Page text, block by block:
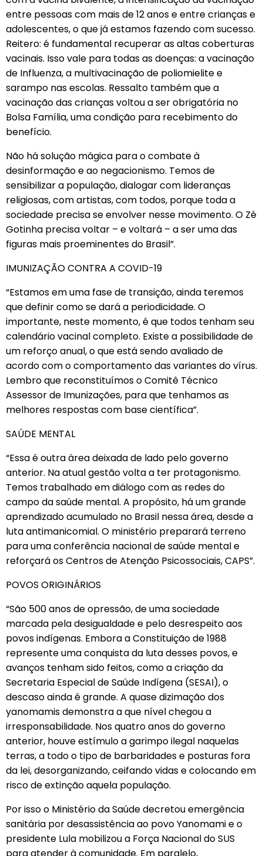
entre pessoas com mais de 12 anos e entre crianças e
adolescentes, o que já estamos fazendo com sucesso.
Reitero: é fundamental recuperar as altas coberturas
vacinais. Isso vale para todas as doenças: a vacinação
de Influenza, a multivacinação de poliomielite e
sarampo nas escolas. Ressalto também que a
vacinação das crianças voltou a ser obrigatória no
Bolsa Família, uma condição para recebimento do
benefício.
Não há solução mágica para o combate à
desinformação e ao negacionismo. Temos de
sensibilizar a população, dialogar com lideranças
religiosas, com artistas, com todos, porque toda a
sociedade precisa se envolver nesse movimento. O Zé
Gotinha precisa voltar – e voltará – a ser uma das
figuras mais proeminentes do Brasil”.
IMUNIZAÇÃO CONTRA A COVID-19
“Estamos em uma fase de transição, ainda teremos
que definir como se dará a periodicidade. O
importante, neste momento, é que todos tenham seu
calendário vacinal completo. Existe a possibilidade de
um reforço anual, o que está sendo avaliado de
acordo com o comportamento das variantes do vírus.
Lembro que reconstituímos o Comitê Técnico
Assessor de Imunizações, para que tenhamos as
melhores respostas com base científica”.
SAÚDE MENTAL
“Essa é outra área deixada de lado pelo governo
anterior. Na atual gestão volta a ter protagonismo.
Temos trabalhado em diálogo com as redes do
campo da saúde mental. A propósito, há um grande
aprendizado acumulado no Brasil nessa área, desde a
luta antimanicomial. O ministério preparará terreno
para uma conferência nacional de saúde mental e
reforçará os Centros de Atenção Psicossociais, CAPS”.
POVOS ORIGINÁRIOS
“São 500 anos de opressão, de uma sociedade
marcada pela desigualdade e pelo desrespeito aos
povos indígenas. Embora a Constituição de 1988
represente uma conquista da luta desses povos, e
avanços tenham sido feitos, como a criação da
Secretaria Especial de Saúde Indígena (SESAI), o
descaso ainda é grande. A quase dizimação dos
yanomamis demonstra a que nível chegou a
irresponsabilidade. Nos quatro anos do governo
anterior, houve estímulo a garimpo ilegal naquelas
terras, a todo o tipo de barbaridades e posturas fora
da lei, desorganizando, ceifando vidas e colocando em
risco de extinção aquela população.
Por isso o Ministério da Saúde decretou emergência
sanitária por desassistência ao povo Yanomami e o
presidente Lula mobilizou a Força Nacional do SUS